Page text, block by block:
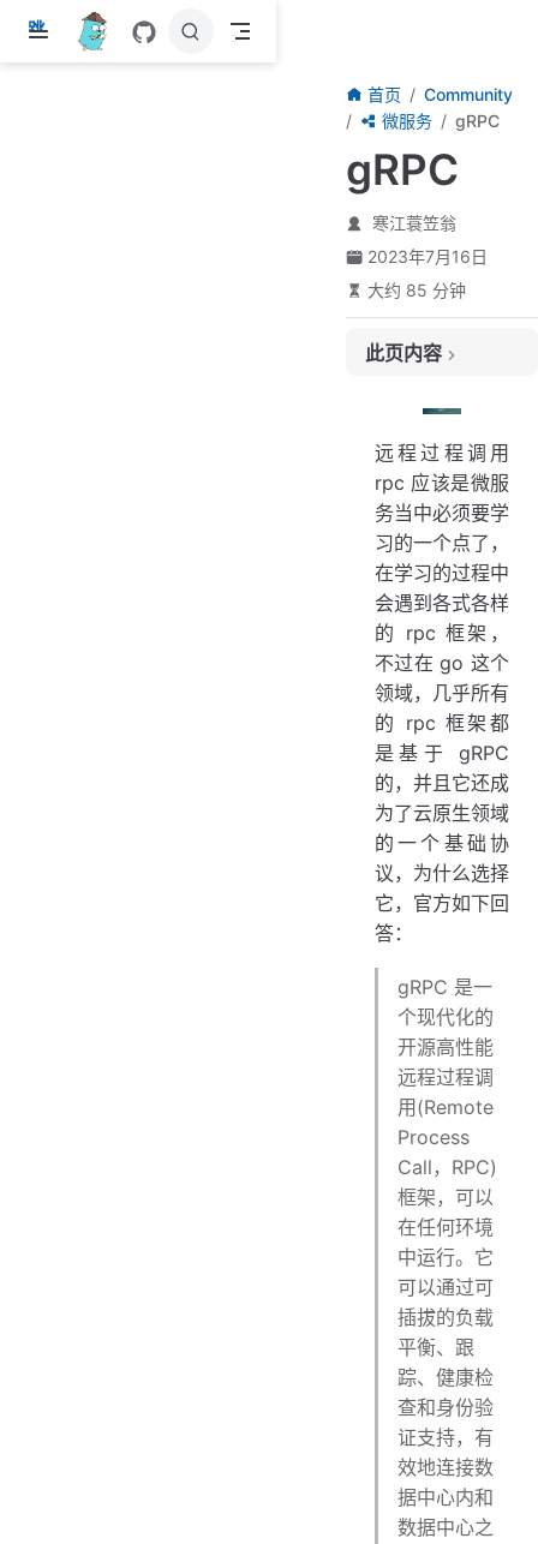
跳
首页
Community
微服务
gRPC
gRPC
寒江蓑笠翁
2023年7月16日
大约 85 分钟
此页内容
Hello World
项目结构
定义 protobuf 文件
生成代码
编写服务端
编写客户端
运行
bufbuild
流式 RPC
单向流式
双向流式
metadata
手动创建
服务端使用
客户端使用
拦截器
服务端拦截
客户端拦截
错误处理
错误码
超时控制
连接超时
请求超时
认证授权
安全传输
服务注册与发现
自定义服务解析
结合 consul
负载均衡
远程过程调用
rpc 应该是微服
务当中必须要学
习的一个点了，
在学习的过程中
会遇到各式各样
的 rpc 框架，
不过在 go 这个
领域，几乎所有
的 rpc 框架都
是基于 gRPC
的，并且它还成
为了云原生领域
的一个基础协
议，为什么选择
它，官方如下回
答：
gRPC 是一
个现代化的
开源高性能
远程过程调
用(Remote
Process
Call，RPC)
框架，可以
在任何环境
中运行。它
可以通过可
插拔的负载
平衡、跟
踪、健康检
查和身份验
证支持，有
效地连接数
据中心内和
数据中心之